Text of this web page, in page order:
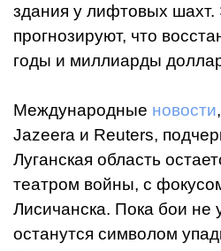
здания у лифтовых
прогнозируют, что
годы и миллиарды
Международные новости
Jazeera и Reuters,
Луганская область
театром войны, с
Лисичанска. Пока бои не
останутся символом